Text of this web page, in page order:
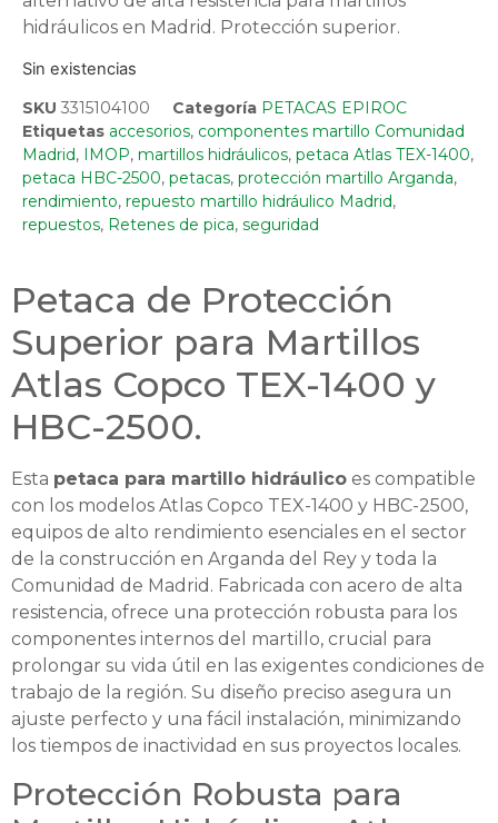
hidráulicos en Madrid. Protección superior.
Sin existencias
SKU 3315104100 Categoría PETACAS EPIROC
Etiquetas accesorios, componentes martillo Comunidad
Madrid, IMOP, martillos hidráulicos, petaca Atlas TEX-1400,
petaca HBC-2500, petacas, protección martillo Arganda,
rendimiento, repuesto martillo hidráulico Madrid,
repuestos, Retenes de pica, seguridad
Petaca de Protección
Superior para Martillos
Atlas Copco TEX-1400 y
HBC-2500.
Esta petaca para martillo hidráulico es compatible
con los modelos Atlas Copco TEX-1400 y HBC-2500,
equipos de alto rendimiento esenciales en el sector
de la construcción en Arganda del Rey y toda la
Comunidad de Madrid. Fabricada con acero de alta
resistencia, ofrece una protección robusta para los
componentes internos del martillo, crucial para
prolongar su vida útil en las exigentes condiciones de
trabajo de la región. Su diseño preciso asegura un
ajuste perfecto y una fácil instalación, minimizando
los tiempos de inactividad en sus proyectos locales.
Protección Robusta para